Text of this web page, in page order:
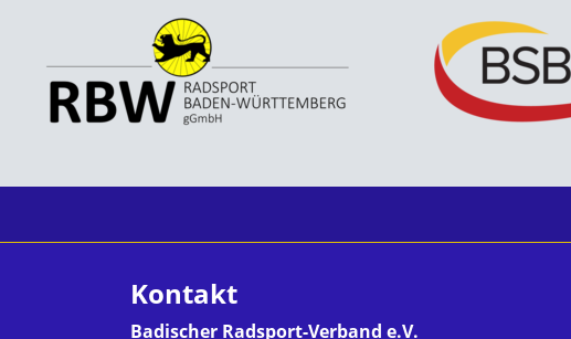
Kontakt
Badischer Radsport-Verband e.V.